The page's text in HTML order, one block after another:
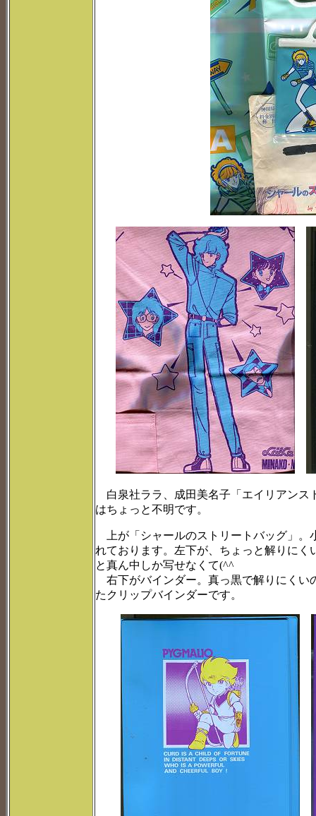
白泉社ララ、成田美名子「エイリアンス
はちょっと不明です。
上が「シャールのストリートバッグ」。
れております。左下が、ちょっと解りに
と真ん中しか写せなくて(^^ゞ
右下がバインダー。真っ黒で解りにくい
たクリップバインダーです。